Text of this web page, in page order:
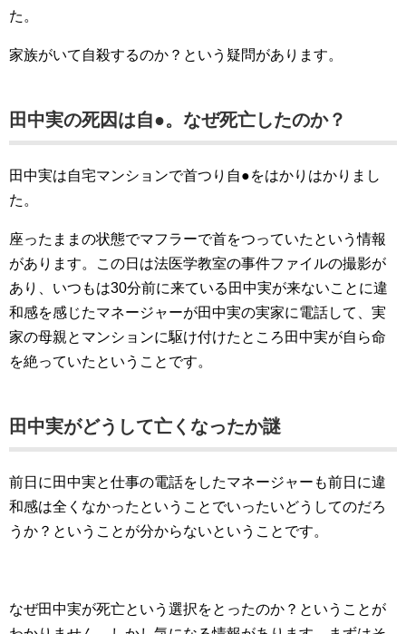
た。
家族がいて自殺するのか？という疑問があります。
田中実の死因は自●。なぜ死亡したのか？
田中実は自宅マンションで首つり自●をはかりはかりまし
た。
座ったままの状態でマフラーで首をつっていたという情報
があります。この日は法医学教室の事件ファイルの撮影が
あり、いつもは30分前に来ている田中実が来ないことに違
和感を感じたマネージャーが田中実の実家に電話して、実
家の母親とマンションに駆け付けたところ田中実が自ら命
を絶っていたということです。
田中実がどうして亡くなったか謎
前日に田中実と仕事の電話をしたマネージャーも前日に違
和感は全くなかったということでいったいどうしてのだろ
うか？ということが分からないということです。
なぜ田中実が死亡という選択をとったのか？ということが